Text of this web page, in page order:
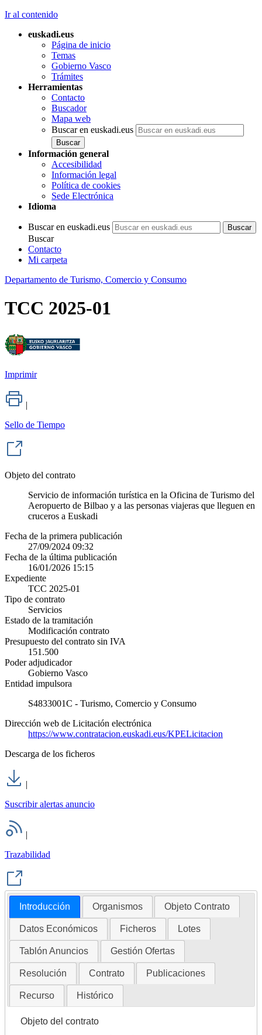
Ir al contenido
euskadi.eus
Página de inicio
Temas
Gobierno Vasco
Trámites
Herramientas
Contacto
Buscador
Mapa web
Buscar en euskadi.eus
Información general
Accesibilidad
Información legal
Política de cookies
Sede Electrónica
Idioma
Buscar en euskadi.eus
Buscar
Contacto
Mi carpeta
Departamento de Turismo, Comercio y Consumo
TCC 2025-01
Imprimir
|
Sello de Tiempo
Objeto del contrato
Servicio de información turística en la Oficina de Turismo del
Aeropuerto de Bilbao y a las personas viajeras que lleguen en
cruceros a Euskadi
Fecha de la primera publicación
27/09/2024 09:32
Fecha de la última publicación
16/01/2026 15:15
Expediente
TCC 2025-01
Tipo de contrato
Servicios
Estado de la tramitación
Modificación contrato
Presupuesto del contrato sin IVA
151.500
Poder adjudicador
Gobierno Vasco
Entidad impulsora
S4833001C - Turismo, Comercio y Consumo
Dirección web de Licitación electrónica
https://www.contratacion.euskadi.eus/KPELicitacion
Descarga de los ficheros
|
Suscribir alertas anuncio
|
Trazabilidad
Introducción Organismos Objeto Contrato
Datos Económicos Ficheros Lotes
Tablón Anuncios Gestión Ofertas
Resolución Contrato Publicaciones
Recurso Histórico
Objeto del contrato